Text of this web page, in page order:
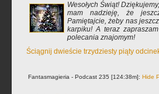
Wesołych Świąt!
mam nadzieję, że
Pamiętajcie, żeby nas
karpiku! A teraz
polecania znajomym!
Ściągnij dwieście trzydziesty piąty
Fantasmagieria - Podcast 235 [124:38m]: Hide